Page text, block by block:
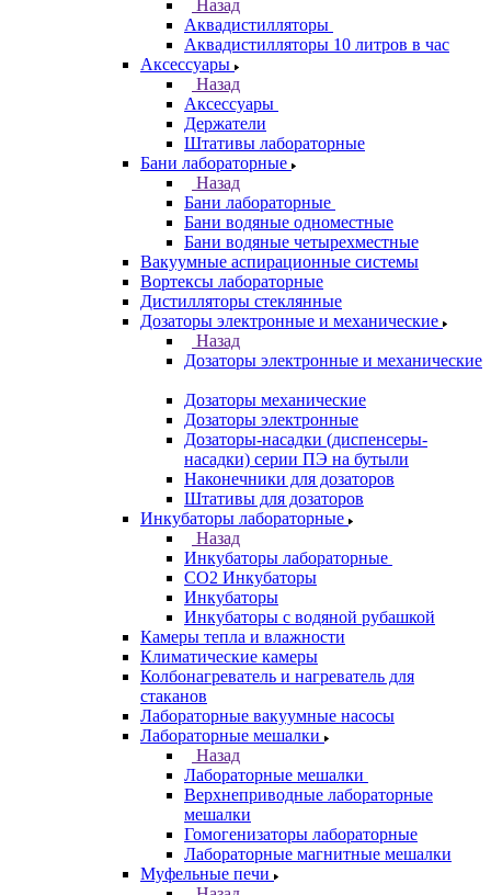
Назад
Аквадистилляторы
Аквадистилляторы 10 литров в час
Аксессуары
Назад
Аксессуары
Держатели
Штативы лабораторные
Бани лабораторные
Назад
Бани лабораторные
Бани водяные одноместные
Бани водяные четырехместные
Вакуумные аспирационные системы
Вортексы лабораторные
Дистилляторы стеклянные
Дозаторы электронные и механические
Назад
Дозаторы электронные и механические
Дозаторы механические
Дозаторы электронные
Дозаторы-насадки (диспенсеры-
насадки) серии ПЭ на бутыли
Наконечники для дозаторов
Штативы для дозаторов
Инкубаторы лабораторные
Назад
Инкубаторы лабораторные
CO2 Инкубаторы
Инкубаторы
Инкубаторы с водяной рубашкой
Камеры тепла и влажности
Климатические камеры
Колбонагреватель и нагреватель для
стаканов
Лабораторные вакуумные насосы
Лабораторные мешалки
Назад
Лабораторные мешалки
Верхнеприводные лабораторные
мешалки
Гомогенизаторы лабораторные
Лабораторные магнитные мешалки
Муфельные печи